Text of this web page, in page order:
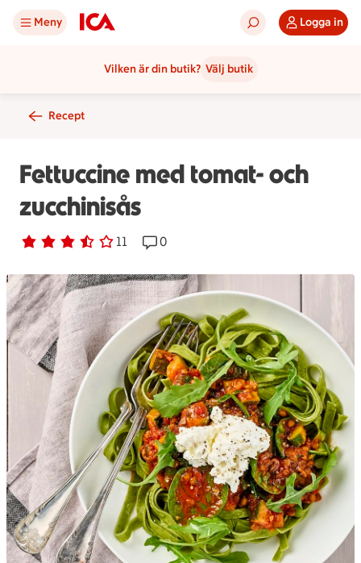
Meny Logga in
Vilken är din butik? Välj butik
Recept
Fettuccine med tomat- och
zucchinisås
Betyg 3.5 av 5. 11
11 personer har röstatReceptet har 0 kommentarer
0